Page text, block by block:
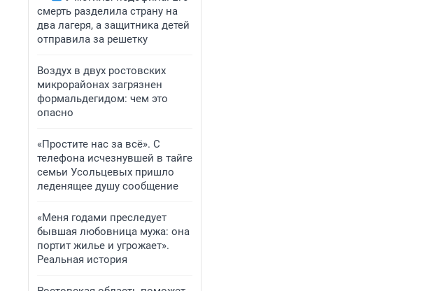
смерть разделила страну на
два лагеря, а защитника детей
отправила за решетку
Воздух в двух ростовских
микрорайонах загрязнен
формальдегидом: чем это
опасно
«Простите нас за всё». С
телефона исчезнувшей в тайге
семьи Усольцевых пришло
леденящее душу сообщение
«Меня годами преследует
бывшая любовница мужа: она
портит жилье и угрожает».
Реальная история